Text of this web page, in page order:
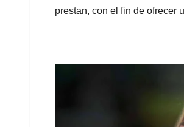
prestan, con el fin de ofrecer